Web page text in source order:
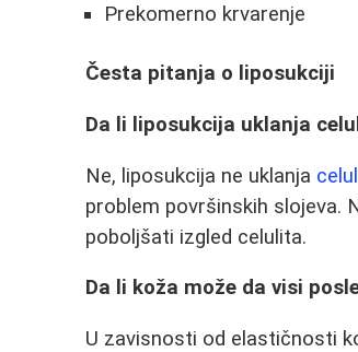
Prekomerno krvarenje
Česta pitanja o liposukciji
Da li liposukcija uklanja
Ne, liposukcija ne uklanja
problem površinskih slojeva.
poboljšati izgled celulita.
Da li koža može da visi
U zavisnosti od elastičnosti